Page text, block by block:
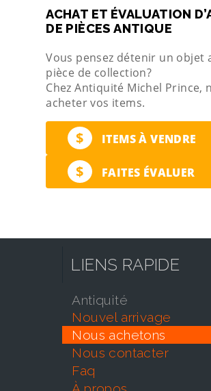
ACHAT ET ÉVALUATION
DE PIÈCES ANTIQUE
Vous pensez détenir un objet
pièce de collection?
Chez Antiquité Michel Prince,
acheter vos items.
$ ITEMS À VENDRE
$ FAITES ÉVALUER
LIENS RAPIDE
antiquité
nouvel arrivage
nous achetons
nous contacter
faq
À propos